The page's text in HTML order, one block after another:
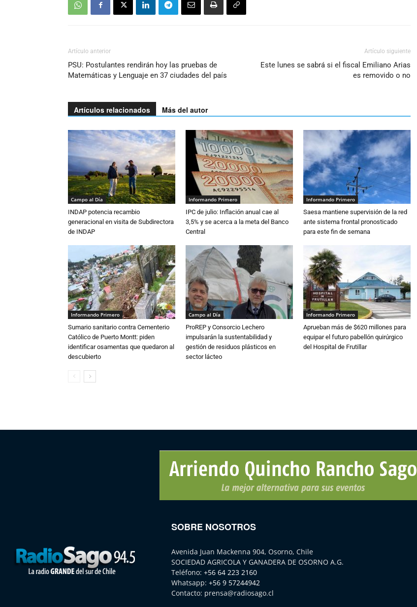
Artículo anterior
PSU: Postulantes rendirán hoy las pruebas de
Matemáticas y Lenguaje en 37 ciudades del país
Artículo siguiente
Este lunes se sabrá si el fiscal Emiliano Arias
es removido o no
Artículos relacionados Más del autor
Campo al Día
INDAP potencia recambio
generacional en visita de Subdirectora
de INDAP
Informando Primero
IPC de julio: Inflación anual cae al
3,5% y se acerca a la meta del Banco
Central
Informando Primero
Saesa mantiene supervisión de la red
ante sistema frontal pronosticado
para este fin de semana
Informando Primero
Sumario sanitario contra Cementerio
Católico de Puerto Montt: piden
identificar osamentas que quedaron al
descubierto
Campo al Día
ProREP y Consorcio Lechero
impulsarán la sustentabilidad y
gestión de residuos plásticos en
sector lácteo
Informando Primero
Aprueban más de $620 millones para
equipar el futuro pabellón quirúrgico
del Hospital de Frutillar
SOBRE NOSOTROS
Avenida Juan Mackenna 904, Osorno, Chile
SOCIEDAD AGRICOLA Y GANADERA DE OSORNO A.G.
Teléfono: +56 64 223 2160
Whatsapp: +56 9 57244942
Contacto: prensa@radiosago.cl